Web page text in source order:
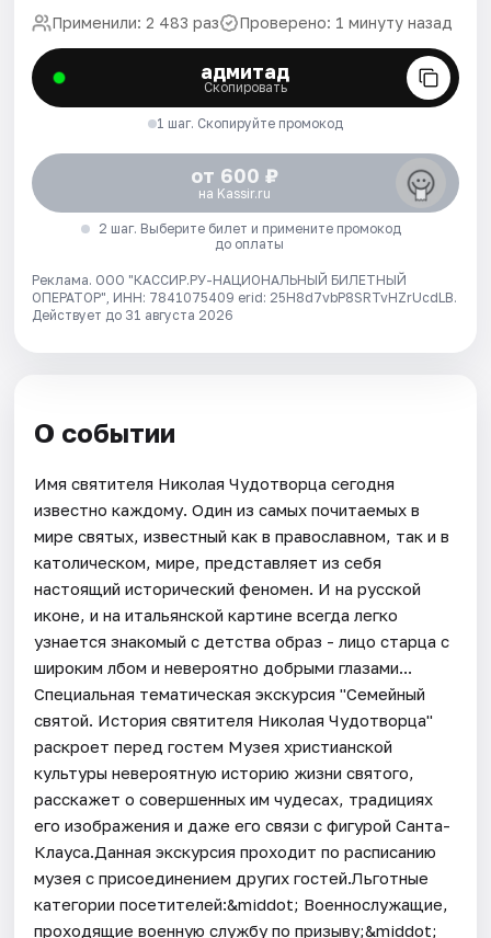
Применили: 2 483 раз Проверено: 1 минуту назад
адмитад
Скопировать
1 шаг. Скопируйте промокод
от 600 ₽
на Kassir.ru
2 шаг. Выберите билет и примените промокод
до оплаты
Реклама. ООО "КАССИР.РУ-НАЦИОНАЛЬНЫЙ БИЛЕТНЫЙ
ОПЕРАТОР", ИНН: 7841075409 erid: 25H8d7vbP8SRTvHZrUcdLB.
Действует до 31 августа 2026
О событии
Имя святителя Николая Чудотворца сегодня
известно каждому. Один из самых почитаемых в
мире святых, известный как в православном, так и в
католическом, мире, представляет из себя
настоящий исторический феномен. И на русской
иконе, и на итальянской картине всегда легко
узнается знакомый с детства образ - лицо старца с
широким лбом и невероятно добрыми глазами...
Специальная тематическая экскурсия "Семейный
святой. История святителя Николая Чудотворца"
раскроет перед гостем Музея христианской
культуры невероятную историю жизни святого,
расскажет о совершенных им чудесах, традициях
его изображения и даже его связи с фигурой Санта-
Клауса.Данная экскурсия проходит по расписанию
музея с присоединением других гостей.Льготные
категории посетителей:&middot; Военнослужащие,
проходящие военную службу по призыву;&middot;